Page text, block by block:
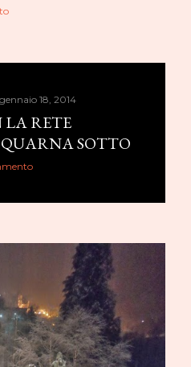
gennaio 18, 2014
LA RETE
SOTTO